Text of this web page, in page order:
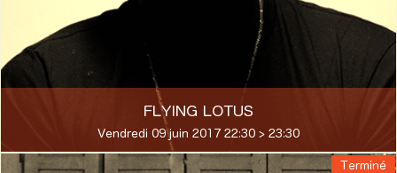
FLYING LOTUS
Vendredi 09 juin 2017 22:30 > 23:30
Terminé